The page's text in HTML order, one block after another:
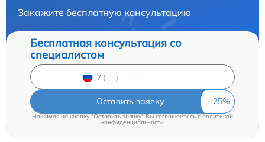
Закажите бесплатную консультацию
Бесплатная консультация со
специалистом
Оставить заявку
Нажимая на кнопку "Оставить заявку" Вы соглашаетесь c политикой
конфиденциальности